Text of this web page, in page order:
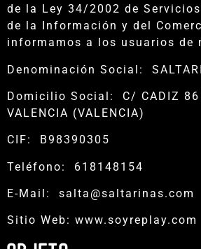
de la Ley 34/2002 de
de la Información y del
informamos a los usuarios de
Denominación Social:
Domicilio Social: C/ CADIZ 86
VALENCIA (VALENCIA)
CIF: B98390305
Teléfono: 618148154
E-Mail: salta@saltarinas.com
Sitio Web: www.soyreplay.com